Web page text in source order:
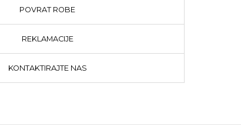
POVRAT ROBE
REKLAMACIJE
KONTAKTIRAJTE NAS